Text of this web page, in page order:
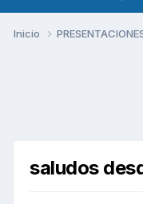
Inicio
saludos